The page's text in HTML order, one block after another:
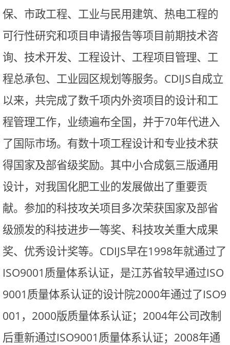
保、市政工程、工业与民用建筑、热电工程的
可行性研究和项目申请报告等项目前期技术咨
询、技术开发、工程设计、工程项目管理、工
程总承包、工业园区规划等服务。 CDIJS自成立
以来，共完成了数千项内外资项目的设计和工
程管理工作，业绩遍布全国，并于70年代进入
了国际市场。有数十项工程设计和专业技术获
得国家及部省级奖励。其中小合成氨三版通用
设计，对我国化肥工业的发展做出了重要贡
献。参加的科技攻关项目多次荣获国家及部省
级颁发的科技进步一等奖、科技攻关重大成果
奖、优秀设计奖等。 CDIJS早在1998年就通过了
ISO9001质量体系认证，是江苏省较早通过ISO
9001质量体系认证的设计院2000年通过了ISO9
001 ， 2000版质量体系认证； 2004年公司改制
后重新通过ISO9001质量体系认证； 2008年通